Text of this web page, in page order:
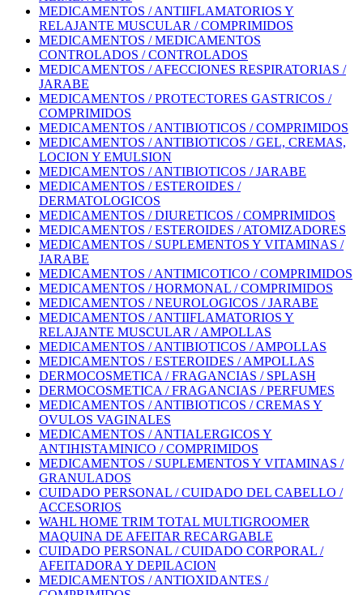
MEDICAMENTOS / ANTIIFLAMATORIOS Y
RELAJANTE MUSCULAR / COMPRIMIDOS
MEDICAMENTOS / MEDICAMENTOS
CONTROLADOS / CONTROLADOS
MEDICAMENTOS / AFECCIONES RESPIRATORIAS /
JARABE
MEDICAMENTOS / PROTECTORES GASTRICOS /
COMPRIMIDOS
MEDICAMENTOS / ANTIBIOTICOS / COMPRIMIDOS
MEDICAMENTOS / ANTIBIOTICOS / GEL, CREMAS,
LOCION Y EMULSION
MEDICAMENTOS / ANTIBIOTICOS / JARABE
MEDICAMENTOS / ESTEROIDES /
DERMATOLOGICOS
MEDICAMENTOS / DIURETICOS / COMPRIMIDOS
MEDICAMENTOS / ESTEROIDES / ATOMIZADORES
MEDICAMENTOS / SUPLEMENTOS Y VITAMINAS /
JARABE
MEDICAMENTOS / ANTIMICOTICO / COMPRIMIDOS
MEDICAMENTOS / HORMONAL / COMPRIMIDOS
MEDICAMENTOS / NEUROLOGICOS / JARABE
MEDICAMENTOS / ANTIIFLAMATORIOS Y
RELAJANTE MUSCULAR / AMPOLLAS
MEDICAMENTOS / ANTIBIOTICOS / AMPOLLAS
MEDICAMENTOS / ESTEROIDES / AMPOLLAS
DERMOCOSMETICA / FRAGANCIAS / SPLASH
DERMOCOSMETICA / FRAGANCIAS / PERFUMES
MEDICAMENTOS / ANTIBIOTICOS / CREMAS Y
OVULOS VAGINALES
MEDICAMENTOS / ANTIALERGICOS Y
ANTIHISTAMINICO / COMPRIMIDOS
MEDICAMENTOS / SUPLEMENTOS Y VITAMINAS /
GRANULADOS
CUIDADO PERSONAL / CUIDADO DEL CABELLO /
ACCESORIOS
WAHL HOME TRIM TOTAL MULTIGROOMER
MAQUINA DE AFEITAR RECARGABLE
CUIDADO PERSONAL / CUIDADO CORPORAL /
AFEITADORA Y DEPILACION
MEDICAMENTOS / ANTIOXIDANTES /